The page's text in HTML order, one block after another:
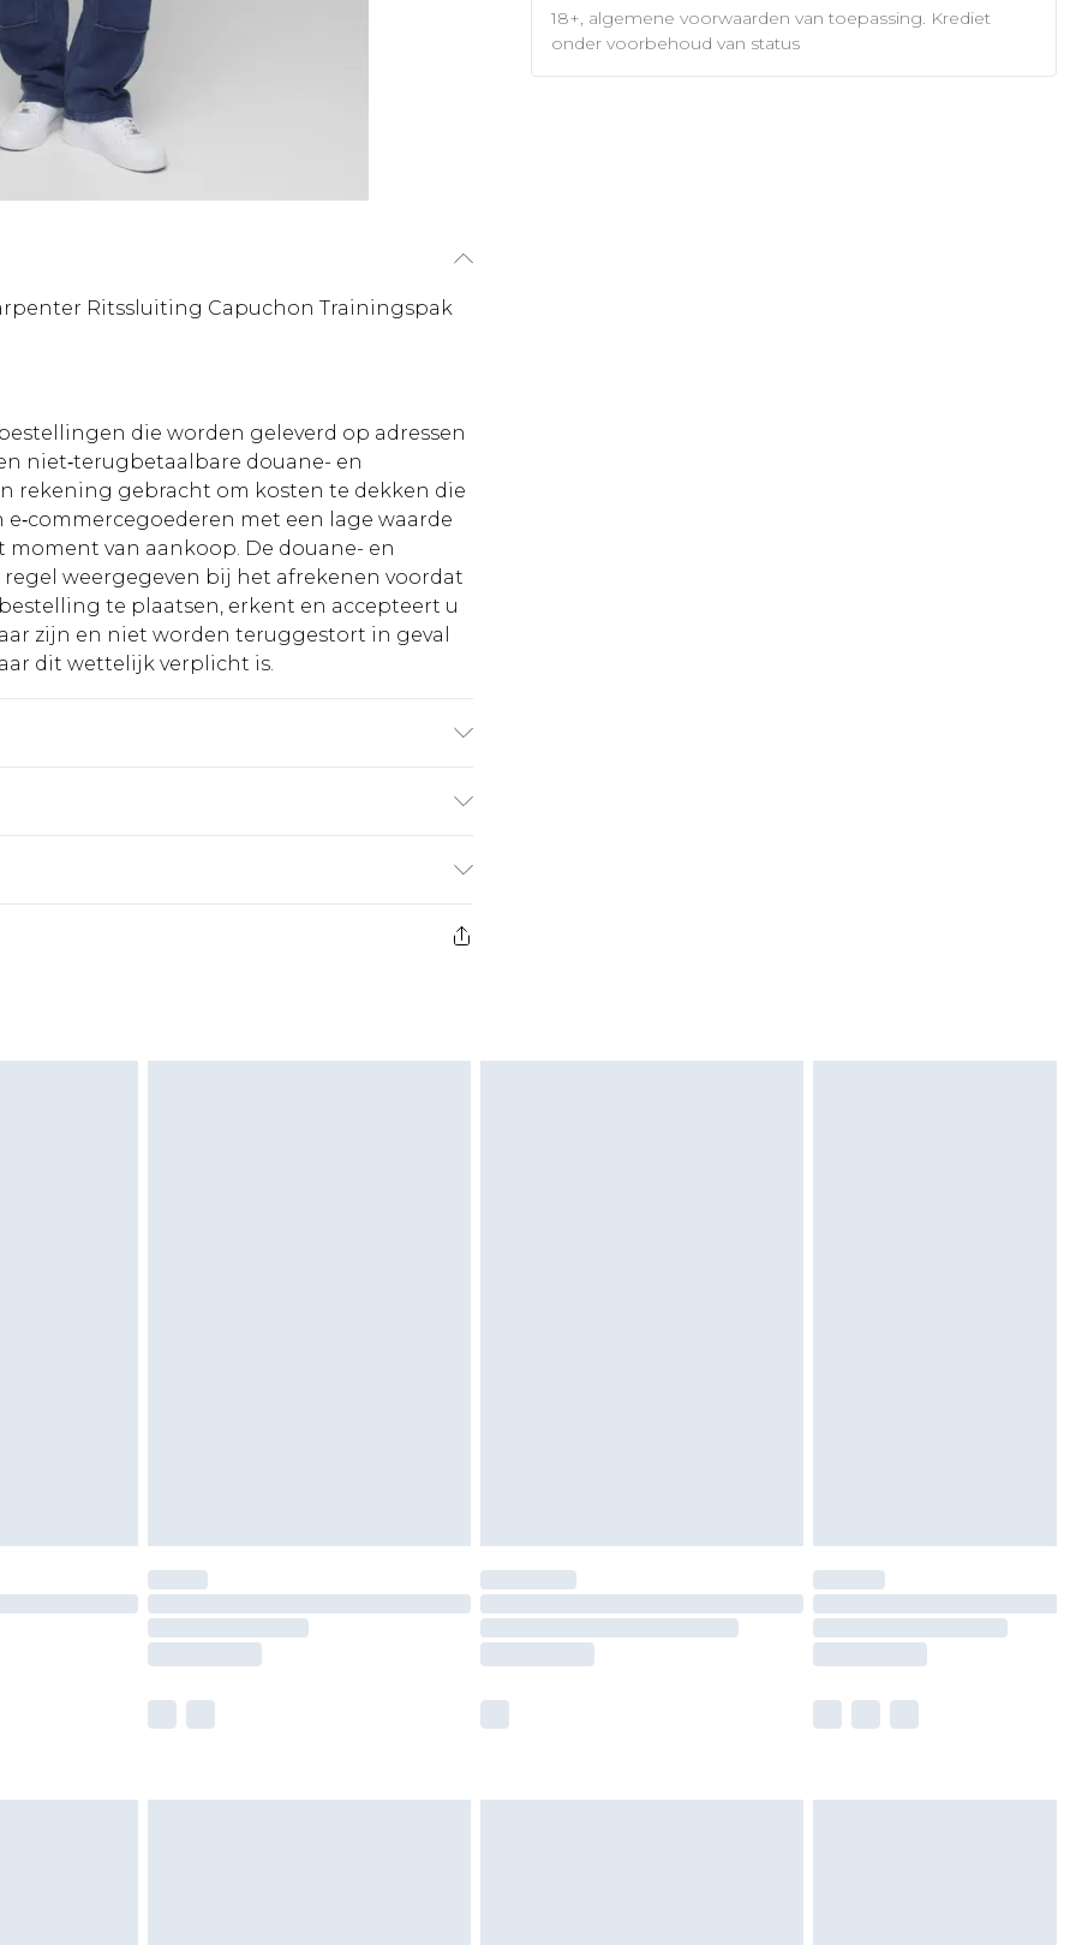
Ritssluiting Capuchon Trainingspak
die worden geleverd op adressen
niet‑terugbetaalbare douane- en
rekening gebracht om kosten te dekken die
met een lage waarde
van aankoop. De douane- en
weergegeven bij het afrekenen voordat
te plaatsen, erkent en accepteert u
zijn en niet worden teruggestort in geval
dit wettelijk verplicht is.
€5.99
€14.99
18+, algemene voorwaarden van toepassing. Krediet
onder voorbehoud van status